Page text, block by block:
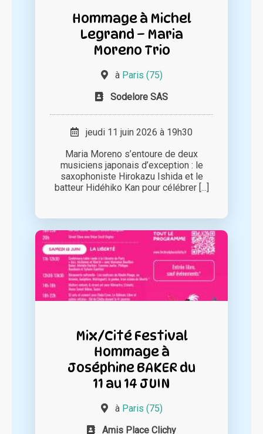
Hommage à Michel
Legrand – Maria
Moreno Trio
à Paris (75)
Sodelore SAS
jeudi 11 juin 2026 à 19h30
Maria Moreno s’entoure de deux
musiciens japonais d’exception : le
saxophoniste Hirokazu Ishida et le
batteur Hidéhiko Kan pour célébrer [...]
Mix/Cité Festival
Hommage à
Joséphine BAKER du
11 au 14 JUIN
à Paris (75)
Amis Place Clichy